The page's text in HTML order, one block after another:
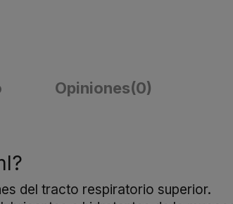
Opiniones(0)
del tracto respiratorio superior.